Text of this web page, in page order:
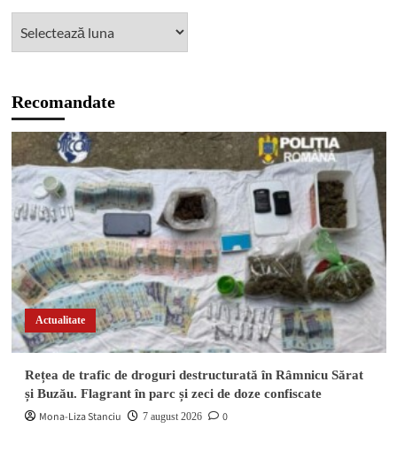
Recomandate
Actualitate
Rețea de trafic de droguri destructurată în Râmnicu Sărat
și Buzău. Flagrant în parc și zeci de doze confiscate
Mona-Liza Stanciu 7 august 2026 0